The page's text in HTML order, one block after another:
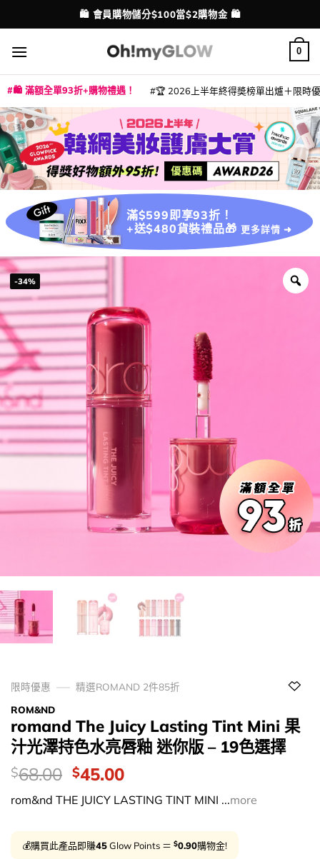
to
content
配送港澳
💳 支援消費券、FPS、八達通、PAYME、信用卡付款
0
🛍️ 滿額全單93折+購物禮遇！ 🏆 2026上半年終得奬榜單出爐＋限時
滿$599即享93折！
+送$480貨裝禮品🎁 更多詳情 ➜
-34%
限時優惠
精選ROMAND 2件85折
ROM&ND
romand The Juicy Lasting Tint Mini 果
汁光澤持色水亮唇釉 迷你版 – 19色選擇
價
錢：
$68.00 Original
price
was:
$45.00Current
price
is:
rom&nd THE JUICY LASTING TINT MINI ...more
💰購買此產品即賺45Glow Points ＝ $0.90購物金!